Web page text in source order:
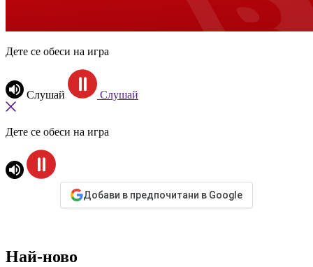
Дете се обеси на игра
Слушай Слушай
Дете се обеси на игра
Добави в предпочитани в Google
Най-ново